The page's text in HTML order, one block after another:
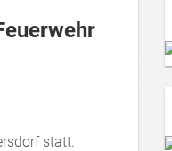
statt.